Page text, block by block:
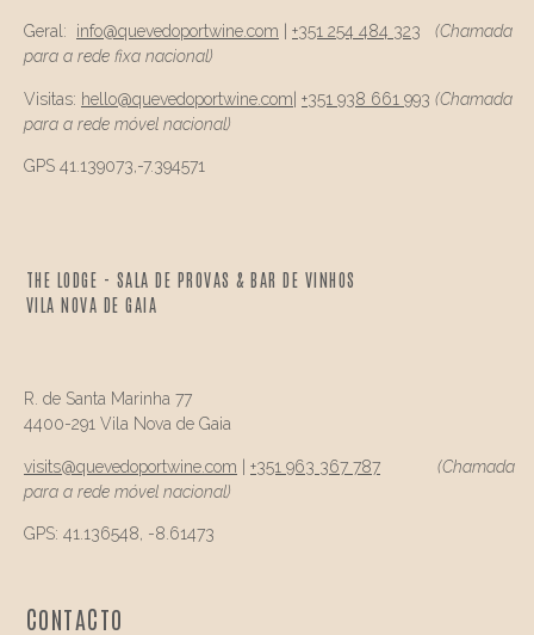
Geral: info@quevedoportwine.com +351 254 484 323
(Chamada
para a rede fixa nacional)
Visitas: hello@quevedoportwine.com| +351 938 661 993 (Chamada
para a rede móvel nacional)
GPS 41.139073,-7.394571
THE LODGE - SALA DE PROVAS & BAR DE VINHOS
VILA NOVA DE GAIA
R. de Santa Marinha 77
4400-291 Vila Nova de Gaia
visits@quevedoportwine.com +351 963 367 787
(Chamada
para a rede móvel nacional)
GPS: 41.136548, -8.61473
CONTACTO